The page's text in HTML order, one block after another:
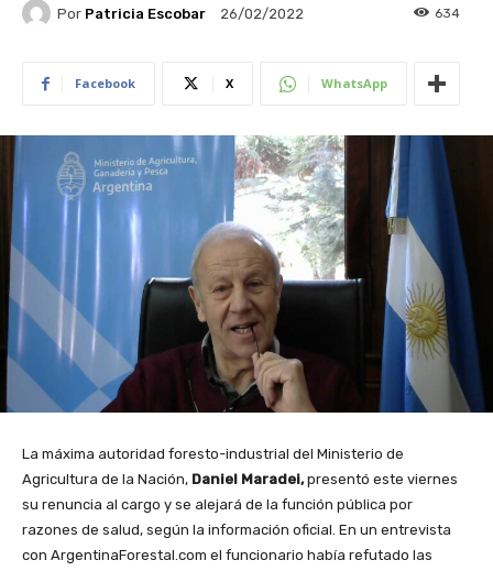
Por Patricia Escobar 26/02/2022 634
Facebook X WhatsApp
La máxima autoridad foresto-industrial del Ministerio de
Agricultura de la Nación, Daniel Maradei,presentó este viernes
su renuncia al cargo y se alejará de la función pública por
razones de salud, según la información oficial. En un entrevista
con ArgentinaForestal.com el funcionario había refutado las